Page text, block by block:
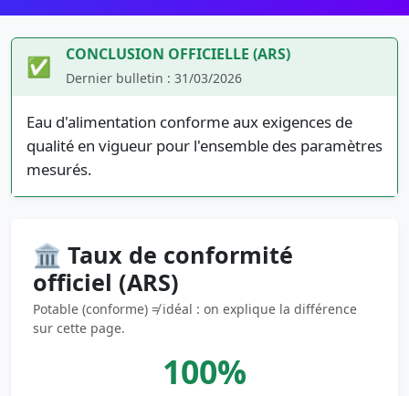
✅ CONCLUSION OFFICIELLE (ARS)
Dernier bulletin : 31/03/2026
Eau d'alimentation conforme aux exigences de
qualité en vigueur pour l'ensemble des paramètres
mesurés.
🏛️ Taux de conformité
officiel (ARS)
Potable (conforme) ≠ idéal : on explique la différence
sur cette page.
100%